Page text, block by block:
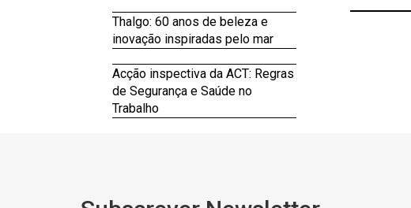
Thalgo: 60 anos de beleza e
inovação inspiradas pelo mar
Acção inspectiva da ACT: Regras
de Segurança e Saúde no
Trabalho